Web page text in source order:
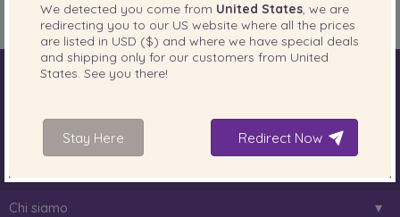
Perle dei Mari del Sud Perle di Tahiti
Chi siamo
We detected you come from United States, we are
redirecting you to our US website where all the prices
are listed in USD ($) and where we have special deals
and shipping only for our customers from United
States. See you there!
Stay Here Redirect Now